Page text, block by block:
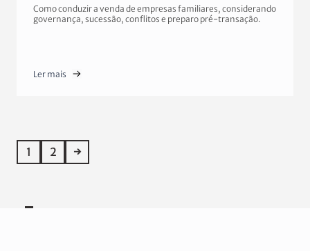
Como conduzir a venda de empresas familiares, considerando
governança, sucessão, conflitos e preparo pré-transação.
Ler mais
1 2 →